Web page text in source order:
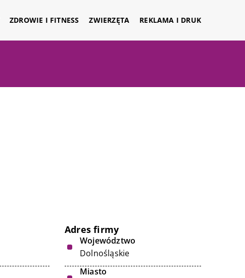
ZDROWIE I FITNESS ZWIERZĘTA REKLAMA I DRUK
Adres firmy
Województwo
Dolnośląskie
Miasto